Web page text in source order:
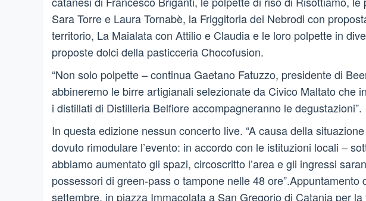
Sara Torre e Laura Tornabè, la Friggitoria dei Nebrodi con
territorio, La Maialata con Attilio e Claudia e le loro polpette in
proposte dolci della pasticceria Chocofusion.
“Non solo polpette – continua Gaetano Fatuzzo, presidente di
abbineremo le birre artigianali selezionate da Civico Maltato che
i distillati di Distilleria Belfiore accompagneranno le degustazioni”.
In questa edizione nessun concerto live. “A causa della
dovuto rimodulare l’evento: in accordo con le istituzioni locali –
abbiamo aumentato gli spazi, circoscritto l’area e gli ingressi
possessori di green-pass o tampone nelle 48
settembre, in piazza Immacolata a San Gregorio di Catania per la